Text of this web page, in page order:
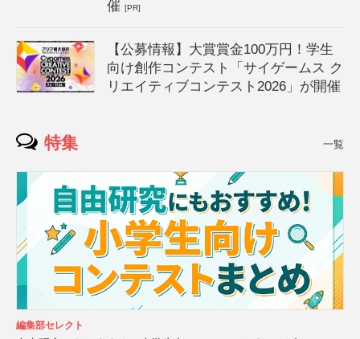
催[PR]
【公募情報】大賞賞金100万円！学生
向け創作コンテスト「サイゲームス ク
リエイティブコンテスト2026」が開催
特集 一覧
編集部セレクト